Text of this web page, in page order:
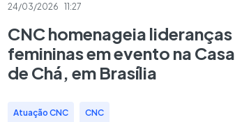
24/03/2026 11:27
CNC homenageia lideranças
femininas em evento na Casa
de Chá, em Brasília
Atuação CNC CNC